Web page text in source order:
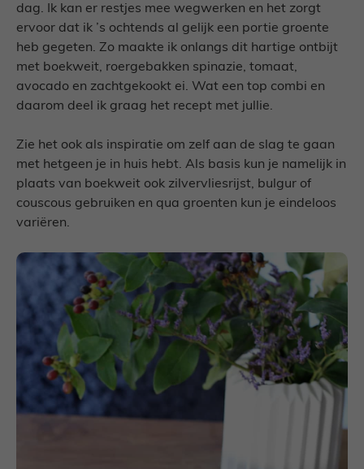
dag. Ik kan er restjes mee wegwerken en het zorgt
ervoor dat ik ’s ochtends al gelijk een portie groente
heb gegeten. Zo maakte ik onlangs dit hartige ontbijt
met boekweit, roergebakken spinazie, tomaat,
avocado en zachtgekookt ei. Wat een top combi en
daarom deel ik graag het recept met jullie.
Zie het ook als inspiratie om zelf aan de slag te gaan
met hetgeen je in huis hebt. Als basis kun je namelijk in
plaats van boekweit ook zilvervliesrijst, bulgur of
couscous gebruiken en qua groenten kun je eindeloos
variëren.